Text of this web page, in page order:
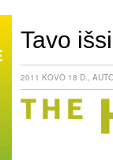
Tavo
2011 KOVO 18 D.,